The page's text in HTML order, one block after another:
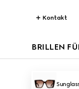
Kontakt
BRILLEN